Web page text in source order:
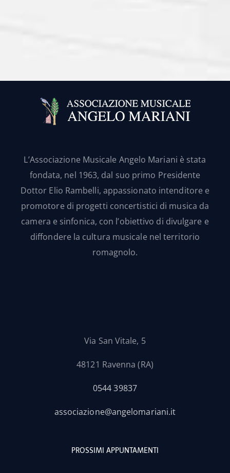
L’Associazione Musicale Angelo Mariani è stata
fondata, nel 1963, dal suo primo Presidente
Dottor Elio Rambelli, appassionato intenditore e
promotore di progetti concertistici di musica da
camera e sinfonica, con l’obiettivo di divulgare e
diffondere la cultura musicale nel territorio
romagnolo.
Via San Vitale, 5
48121 Ravenna (RA)
0544 39837
associazione@angelomariani.it
PROSSIMI APPUNTAMENTI